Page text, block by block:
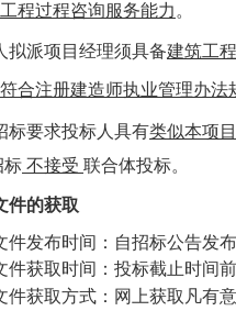
程过程咨询服务能力 。
拟派项目经理须具备建筑工
合注册建造师执业管理办法
标要求投标人具有类似本项
标 不接受 联合体投标。
件的获取
件发布时间：自招标公告发
件获取时间：投标截止时间前
件获取方式：网上获取 凡有